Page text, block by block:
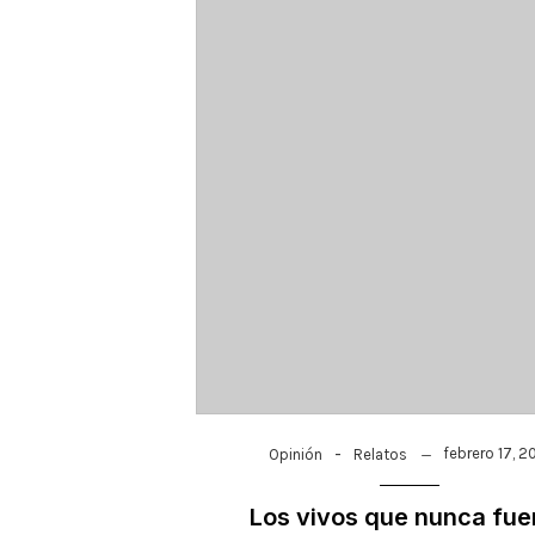
Opinión - Relatos febrero 17,
Los vivos que nunca